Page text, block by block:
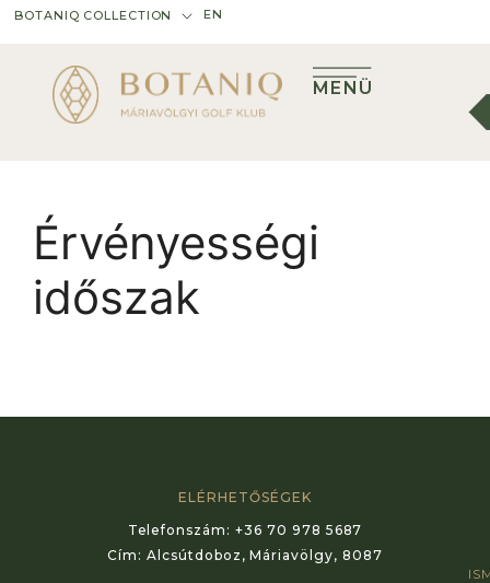
BOTANIQ COLLECTION EN
MENÜ
Érvényességi
időszak
ELÉRHETŐSÉGEK
Telefonszám:+36 70 978 5687
Cím: Alcsútdoboz, Máriavölgy, 8087